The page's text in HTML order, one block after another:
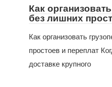
Как
без лишних
Как организовать
простоев и переплат
доставке крупного